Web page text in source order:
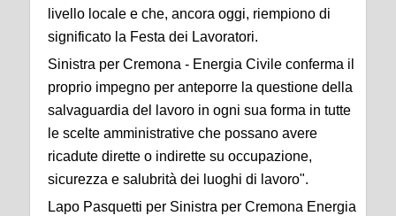
livello locale e che, ancora oggi, riempiono di
significato la Festa dei Lavoratori.
Sinistra per Cremona - Energia Civile conferma il
proprio impegno per anteporre la questione della
salvaguardia del lavoro in ogni sua forma in tutte
le scelte amministrative che possano avere
ricadute dirette o indirette su occupazione,
sicurezza e salubrità dei luoghi di lavoro".
Lapo Pasquetti per Sinistra per Cremona Energia